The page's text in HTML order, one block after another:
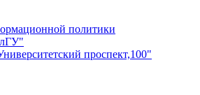
политики
проспект,100"